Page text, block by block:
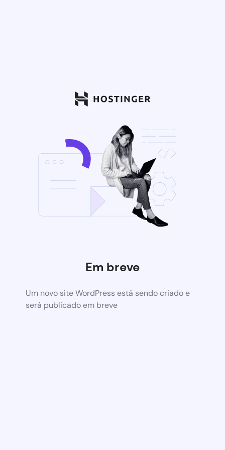
Em breve
Um novo site WordPress está sendo criado e
será publicado em breve